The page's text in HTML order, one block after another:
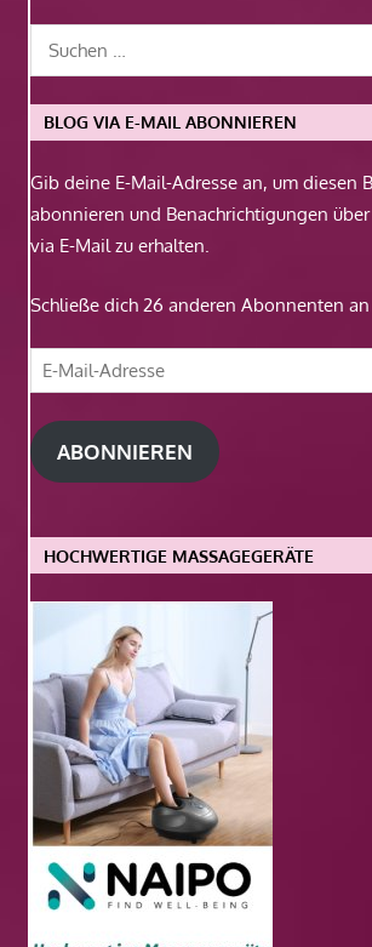
BLOG VIA E-MAIL ABONNIEREN
Gib deine E-Mail-Adresse an, um diesen
abonnieren und Benachrichtigungen
via E-Mail zu erhalten.
Schließe dich 26 anderen Abonnenten an
E-
Mail-
Adresse
ABONNIEREN
HOCHWERTIGE MASSAGEGERÄTE